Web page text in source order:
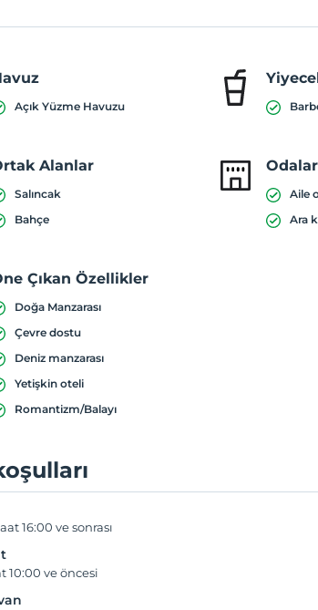
Açık Yüzme Havuzu
Alanlar
Salıncak
Bahçe
Odalar
Aile
Ara
Çıkan Özellikler
Doğa Manzarası
Çevre dostu
Deniz manzarası
Yetişkin oteli
Romantizm/Balayı
16:00 ve sonrası
10:00 ve öncesi